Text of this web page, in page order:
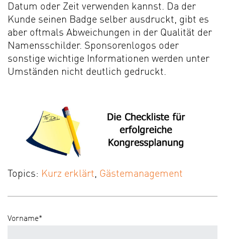
Datum oder Zeit verwenden kannst. Da der
Kunde seinen Badge selber ausdruckt, gibt es
aber oftmals Abweichungen in der Qualität der
Namensschilder. Sponsorenlogos oder
sonstige wichtige Informationen werden unter
Umständen nicht deutlich gedruckt.
Topics: Kurz erklärt, Gästemanagement
Vorname*